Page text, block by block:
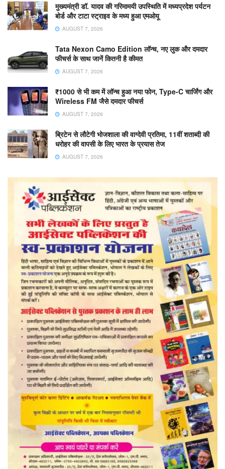
मुख्यमंत्री डॉ. यादव की गरिमामयी उपस्थिति में मध्यप्रदेश पर्यटन
बोर्ड और टाटा स्ट्राइव के मध्य हुआ एमओयू
AUGUST 7, 2026
Tata Nexon Camo Edition लॉन्च, नए लुक और दमदार
फीचर्स के साथ जानें कितनी है कीमत
AUGUST 7, 2026
₹1000 से भी कम में लॉन्च हुआ नया फोन, Type-C चार्जिंग और
Wireless FM जैसे दमदार फीचर्स
AUGUST 7, 2026
ब्रिटेन से लौटेगी भोजशाला की वाग्देवी प्रतिमा, 11वीं शताब्दी की
धरोहर की वापसी के लिए भारत के प्रयास तेज
AUGUST 7, 2026